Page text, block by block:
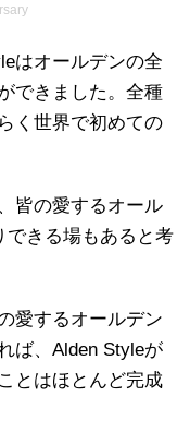
はオールデンの全
できました。全種
く世界で初めての
皆の愛するオール
できる場もあると考
愛するオールデン
ば、Alden Styleが
とはほとんど完成